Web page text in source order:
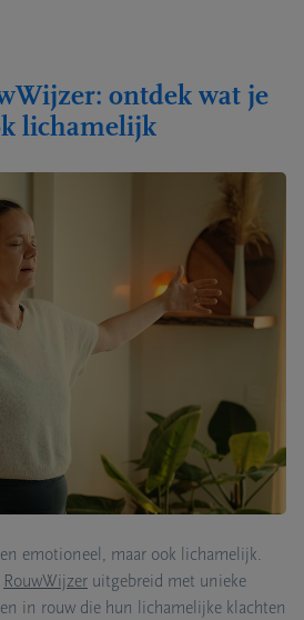
ontdek wat je
lichamelijk
emotioneel, maar ook lichamelijk.
RouwWijzer uitgebreid met unieke
in rouw die hun lichamelijke klachten